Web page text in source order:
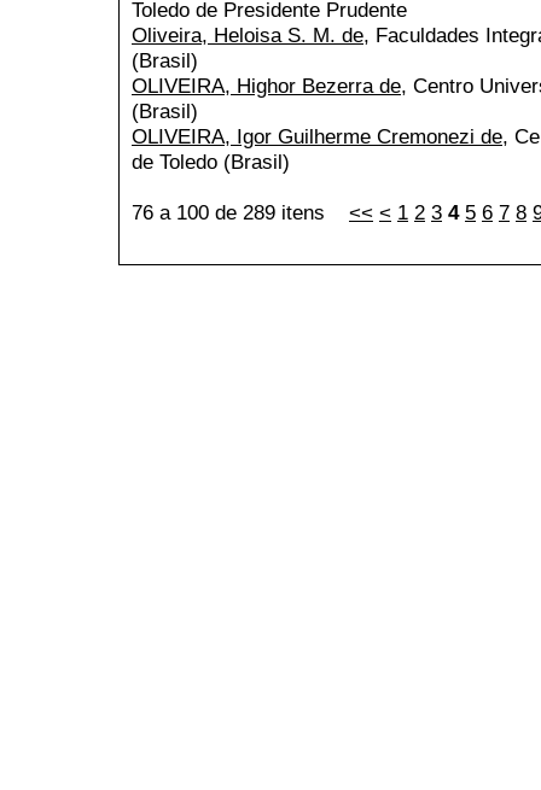
Toledo de Presidente Prudente
Oliveira, Heloisa S. M. de, Faculdades
(Brasil)
OLIVEIRA, Highor Bezerra de, Centro
(Brasil)
OLIVEIRA, Igor Guilherme Cremonezi de,
de Toledo (Brasil)
76 a 100 de 289 itens << < 1 2 3 4 5 6 7 8